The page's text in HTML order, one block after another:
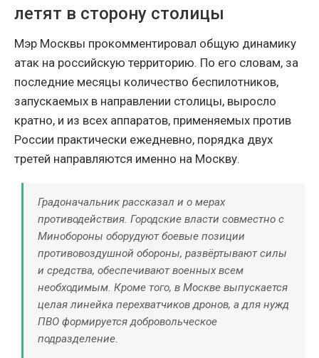
летят в сторону столицы
Мэр Москвы прокомментировал общую динамику
атак на российскую территорию. По его словам, за
последние месяцы количество беспилотников,
запускаемых в направлении столицы, выросло
кратно, и из всех аппаратов, применяемых против
России практически ежедневно, порядка двух
третей направляются именно на Москву.
Градоначальник рассказал и о мерах
противодействия. Городские власти совместно с
Минобороны оборудуют боевые позиции
противовоздушной обороны, развёртывают силы
и средства, обеспечивают военных всем
необходимым. Кроме того, в Москве выпускается
целая линейка перехватчиков дронов, а для нужд
ПВО формируется добровольческое
подразделение.